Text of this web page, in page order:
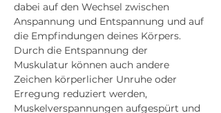
dabei auf den Wechsel zwischen
Anspannung und Entspannung und auf
die Empfindungen deines Körpers.
Durch die Entspannung der
Muskulatur können auch andere
Zeichen körperlicher Unruhe oder
Erregung reduziert werden,
Muskelverspannungen aufgespürt und